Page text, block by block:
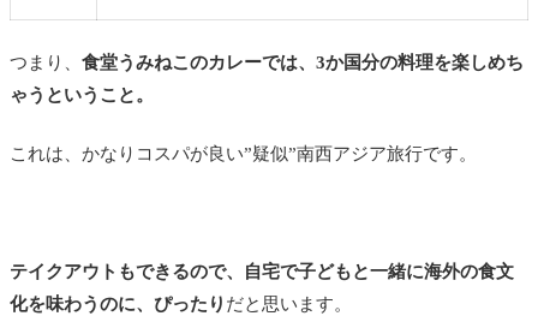
つまり、 食堂うみねこのカレーでは、3か国分の料理を楽しめち
ゃうということ。
これは、かなりコスパが良い”疑似”南西アジア旅行です。
テイクアウトもできるので、自宅で子どもと一緒に海外の食文
化を味わうのに、ぴったり だと思います。